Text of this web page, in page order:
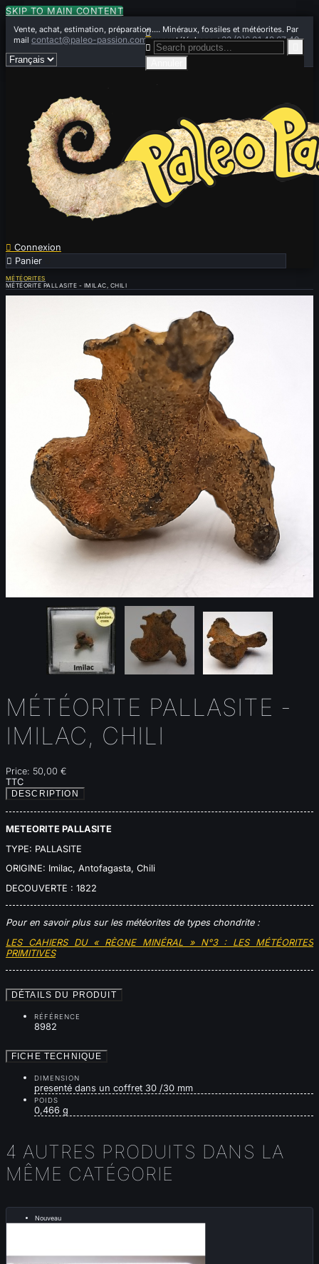
SKIP TO MAIN CONTENT
Vente, achat, estimation, préparation.... Minéraux, fossiles et météorites. Par
mailcontact@paleo-passion.comou par téléphone+33 (0)6 01 42 67 49
 Connexion
 Panier


MÉTÉORITES
MÉTÉORITE PALLASITE - IMILAC, CHILI
MÉTÉORITE PALLASITE -
IMILAC, CHILI
Price: 50,00 €
TTC
DESCRIPTION
METEORITE PALLASITE
TYPE: PALLASITE
ORIGINE: Imilac, Antofagasta, Chili
DECOUVERTE : 1822
Pour en savoir plus sur les météorites de types chondrite :
LES CAHIERS DU « RÈGNE MINÉRAL » N°3 : LES MÉTÉORITES
PRIMITIVES
DÉTAILS DU PRODUIT
RÉFÉRENCE
8982
FICHE TECHNIQUE
DIMENSION
presenté dans un coffret 30 /30 mm
POIDS
0,466 g
4 AUTRES PRODUITS DANS LA
MÊME CATÉGORIE
Nouveau
Vendu